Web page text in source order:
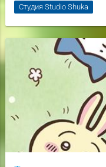
Студия Studio Shuka